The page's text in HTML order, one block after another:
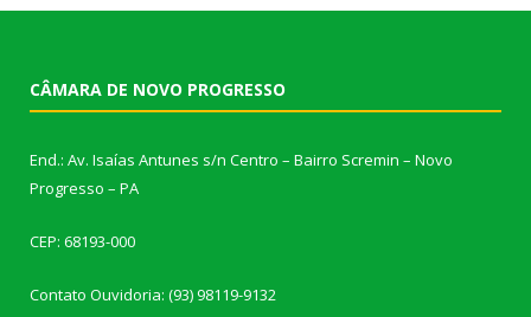
CÂMARA DE NOVO PROGRESSO
End.: Av. Isaías Antunes s/n Centro – Bairro Scremin – Novo
Progresso – PA
CEP: 68193-000
Contato Ouvidoria: (93) 98119-9132